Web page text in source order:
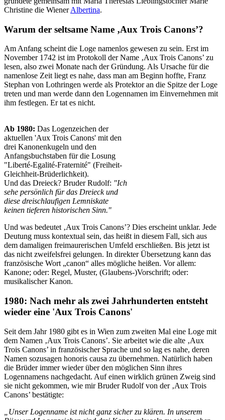
Christine die WienerAlbertina.
Warum der seltsame Name ‚Aux Trois Canons’?
Am Anfang scheint die Loge namenlos gewesen zu sein. Erst im
November 1742 ist im Protokoll der Name ‚Aux Trois Canons’ zu
lesen, also zwei Monate nach der Gründung. Als Ursache für die
namenlose Zeit liegt es nahe, dass man am Beginn hoffte, Franz
Stephan von Lothringen werde als Protektor an die Spitze der Loge
treten und man werde dann den Logennamen im Einvernehmen mit
ihm festlegen. Er tat es nicht.
Ab 1980: Das Logenzeichen der
aktuellen 'Aux Trois Canons' mit den
drei Kanonenkugeln und den
Anfangsbuchstaben für die Losung
"Liberté-Egalité-Fraternité" (Freiheit-
Gleichheit-Brüderlichkeit).
Und das Dreieck? Bruder Rudolf: "Ich
sehe persönlich für das Dreieck und
diese dreischlaufigen Lemniskate
keinen tieferen historischen Sinn."
Und was bedeutet ‚Aux Trois Canons’? Dies erscheint unklar. Jede
Deutung muss kontextual sein, das heißt in diesem Fall, sich aus
dem damaligen freimaurerischen Umfeld erschließen. Bis jetzt ist
das nicht zweifelsfrei gelungen. In direkter Übersetzung kann das
französische Wort „canon“ alles mögliche heißen. Vor allem:
Kanone; oder: Regel, Muster, (Glaubens-)Vorschrift; oder:
musikalischer Kanon.
1980: Nach mehr als zwei Jahrhunderten entsteht
wieder eine 'Aux Trois Canons'
Seit dem Jahr 1980 gibt es in Wien zum zweiten Mal eine Loge mit
dem Namen ‚Aux Trois Canons’. Sie arbeitet wie die alte ‚Aux
Trois Canons’ in französischer Sprache und so lag es nahe, deren
Namen sozusagen honoris causa zu übernehmen. Natürlich haben
die Brüder immer wieder über den möglichen Sinn ihres
Logennamens nachgedacht. Auf einen wirklich grünen Zweig sind
sie nicht gekommen, wie mir Bruder Rudolf von der ‚Aux Trois
Canons’ bestätigte:
„Unser Logenname ist nicht ganz sicher zu klären. In unserem